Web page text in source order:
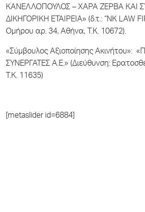
ΚΑΝΕΛΛΟΠΟΥΛΟΣ – ΧΑΡΑ ΖΕΡΒΑ ΚΑΙ
ΔΙΚΗΓΟΡΙΚΗ ΕΤΑΙΡΕΙΑ» (δ.τ.: “NK LAW
Ομήρου αρ. 34, Αθήνα, Τ.Κ. 10672).
«Σύμβουλος Αξιοποίησης Ακινήτου»:
ΣΥΝΕΡΓΑΤΕΣ Α.Ε.» (Διεύθυνση:
Τ.Κ. 11635)
[metaslider id=6884]